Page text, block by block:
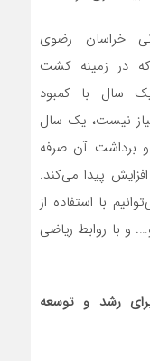
خراسان رضوی
در زمینه کشت
سال با کمبود
نیست، یک سال
برداشت آن صرفه
پیدا می‌کند.
با استفاده از
و با روابط ریاضی
رشد و توسعه